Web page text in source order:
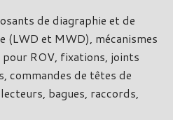
de diagraphie et de
(LWD et MWD), mécanismes
ROV, fixations, joints
commandes de têtes de
bagues, raccords,